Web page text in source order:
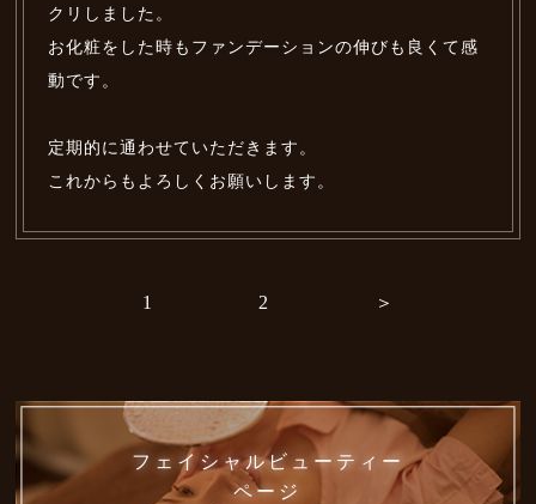
クリしました。
お化粧をした時もファンデーションの伸びも良くて感
動です。
定期的に通わせていただきます。
これからもよろしくお願いします。
1 2 ＞
フェイシャルビューティー
ページ